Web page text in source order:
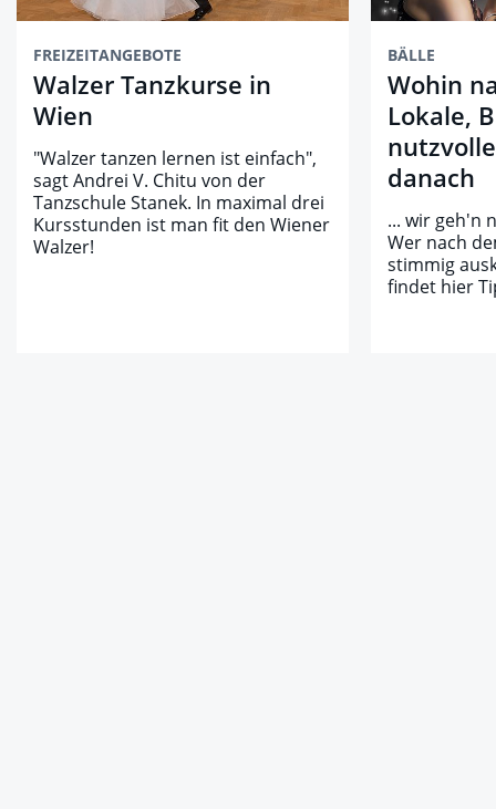
FREIZEITANGEBOTE
Walzer Tanzkurse in
Wien
"Walzer tanzen lernen ist einfach",
sagt Andrei V. Chitu von der
Tanzschule Stanek. In maximal drei
Kursstunden ist man fit den Wiener
Walzer!
BÄLLE
Wohin
Lokale,
danach
... wir geh'n
Wer nach
stimmig
findet hier